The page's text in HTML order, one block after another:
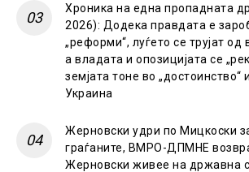
Хроника на една пропадната
2026): Додека правдата е
„реформи“, луѓето се трујат од
а владата и опозицијата се
земјата тоне во „достоинство“
Украина
Жерновски удри по Мицкоски
граѓаните, ВМРО-ДПМНЕ
Жерновски живее на државна